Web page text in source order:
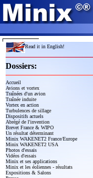
Read it in English!
Dossiers:
Accueil
Avions et vortex
Traînées d'un avion
Traînée induite
Vortex en action
Turbulences de sillage
Dispositifs actuels
Abrégé de l'invention
Brevet France & WIPO
Un résultat déterminant
Minix WAKENET2 France/Europe
Minix WAKENET2 USA
Photos d'essais
Vidéos d'essais
Minix et ses applications
Minix et les éoliennes - résultats
Expositions & Salons